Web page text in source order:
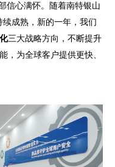
信心满怀。随着南特银山
成熟，新的一年，我们
三大战略方向，不断提升
，为全球客户提供更快、